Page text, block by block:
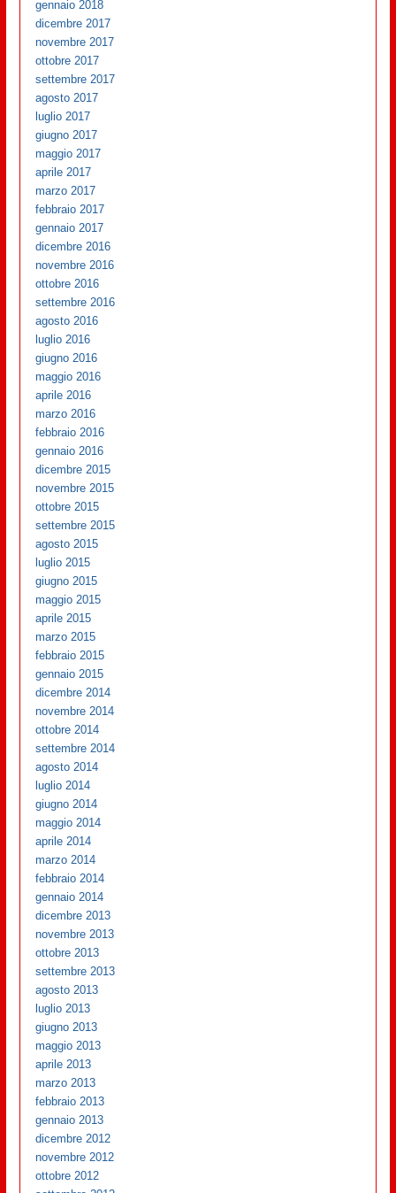
gennaio 2018
dicembre 2017
novembre 2017
ottobre 2017
settembre 2017
agosto 2017
luglio 2017
giugno 2017
maggio 2017
aprile 2017
marzo 2017
febbraio 2017
gennaio 2017
dicembre 2016
novembre 2016
ottobre 2016
settembre 2016
agosto 2016
luglio 2016
giugno 2016
maggio 2016
aprile 2016
marzo 2016
febbraio 2016
gennaio 2016
dicembre 2015
novembre 2015
ottobre 2015
settembre 2015
agosto 2015
luglio 2015
giugno 2015
maggio 2015
aprile 2015
marzo 2015
febbraio 2015
gennaio 2015
dicembre 2014
novembre 2014
ottobre 2014
settembre 2014
agosto 2014
luglio 2014
giugno 2014
maggio 2014
aprile 2014
marzo 2014
febbraio 2014
gennaio 2014
dicembre 2013
novembre 2013
ottobre 2013
settembre 2013
agosto 2013
luglio 2013
giugno 2013
maggio 2013
aprile 2013
marzo 2013
febbraio 2013
gennaio 2013
dicembre 2012
novembre 2012
ottobre 2012